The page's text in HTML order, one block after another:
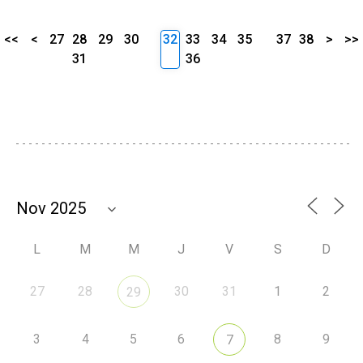
<< < 27 28 29
30
31
32 33 34
35
36
37 38 > >>
L M M J V S D
27 28 29 30 31 1 2
3 4 5 6 7 8 9